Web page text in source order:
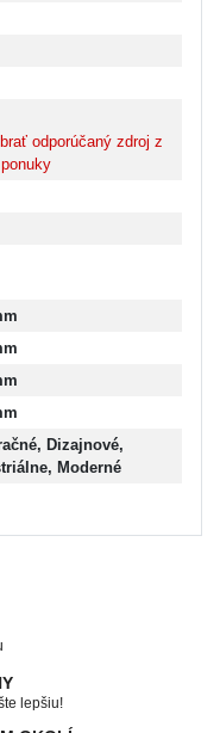
odporúčaný zdroj z
Dizajnové,
Moderné
lepšiu!